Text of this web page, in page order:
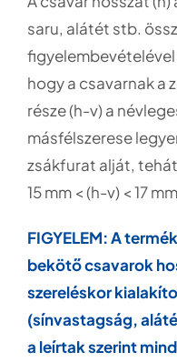
saru, alátét stb.
hogy a csavarnak a
része (h-v) a
másfélszerese
zsákfurat alját,
15 mm < (h-v) < 17
FIGYELEM: A
bekötő csavarok
szereléskor
(sínvastagság,
a leírtak szerint